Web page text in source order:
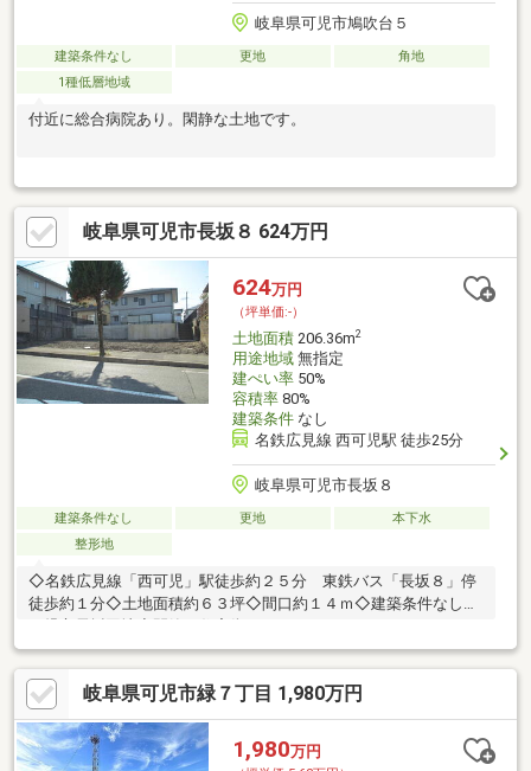
岐阜県可児市鳩吹台５
建築条件なし 更地
角地
1種低層地域
付近に総合病院あり。閑静な土地です。
岐阜県可児市長坂８ 624万円
624万円
（坪単価:-）
土地面積206.36m2
用途地域無指定
建ぺい率50%
容積率80%
建築条件なし
名鉄広見線 西可児駅 徒歩25分
岐阜県可児市長坂８
建築条件なし 更地
本下水
整形地
◇名鉄広見線「西可児」駅徒歩約２５分 東鉄バス「長坂８」停
徒歩約１分◇土地面積約６３坪◇間口約１４ｍ◇建築条件なし◇
岐阜県可児市緑７丁目 1,980万円
1,980万円